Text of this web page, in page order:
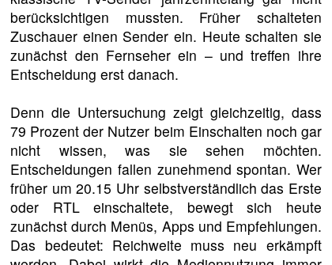
berücksichtigen mussten. Früher schalteten
Zuschauer einen Sender ein. Heute schalten sie
zunächst den Fernseher ein – und treffen ihre
Entscheidung erst danach.
Denn die Untersuchung zeigt gleichzeitig, dass
79 Prozent der Nutzer beim Einschalten noch gar
nicht wissen, was sie sehen möchten.
Entscheidungen fallen zunehmend spontan. Wer
früher um 20.15 Uhr selbstverständlich das Erste
oder RTL einschaltete, bewegt sich heute
zunächst durch Menüs, Apps und Empfehlungen.
Das bedeutet: Reichweite muss neu erkämpft